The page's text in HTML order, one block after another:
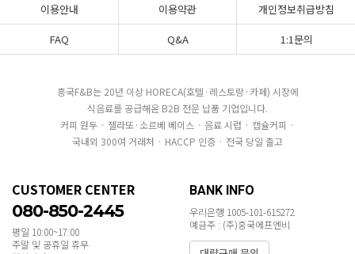
이용안내 이용약관
개인정보취급방침
FAQ
Q&A 1:1문의
흥국F&B는 20년 이상 HORECA(호텔·레스토랑·카페) 시장에
식음료를 공급해온 B2B 전문 납품 기업입니다.
커피 원두 · 젤라또·소르베 베이스 · 음료 시럽 · 캡슐커피 ·
국내외 300여 거래처 · HACCP 인증 · 전국 당일 출고
CUSTOMER CENTER
080-850-2445
평일 10:00~17:00
주말 및 공휴일 휴무
BANK INFO
우리은행 1005-101-615272
예금주 : (주)흥국에프엔비